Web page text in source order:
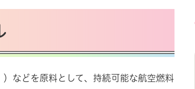
などを原料として、持続可能な航空燃料